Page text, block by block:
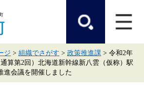
ジ > 組織でさがす > 政策推進課 > 令和2年
算第2回）北海道新幹線新八雲（仮称）駅
進会議を開催しました